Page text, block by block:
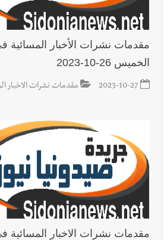
مقدمات نشرات الأخبار المسائية
الخميس 26-10-2023
2023-10-27 مقدمات نشرات الاخبار
مقدمات نشرات الاخبار المسائية في